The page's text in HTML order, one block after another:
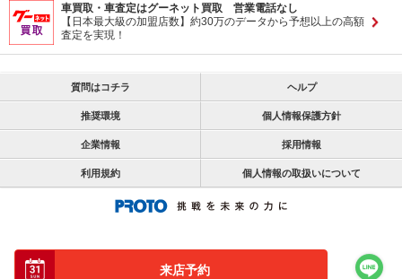
来店予約
車買取・車査定はグーネット買取 営業電話なし
【日本最大級の加盟店数】約30万のデータから予想以上の高額
査定を実現！
質問はコチラ ヘルプ
推奨環境 個人情報保護方針
企業情報 採用情報
利用規約 個人情報の取扱いについて